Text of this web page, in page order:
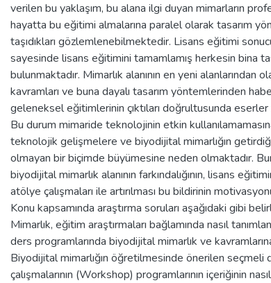
verilen bu yaklaşım, bu alana ilgi duyan mimarların
hayatta bu eğitimi almalarına paralel olarak tasarım
taşıdıkları gözlemlenebilmektedir. Lisans eğitimi
sayesinde lisans eğitimini tamamlamış herkesin bina
bulunmaktadır. Mimarlık alanının en yeni alanlarından
kavramları ve buna dayalı tasarım yöntemlerinden
geleneksel eğitimlerinin çıktıları doğrultusunda
Bu durum mimaride teknolojinin etkin
teknolojik gelişmelere ve biyodijital mimarlığın
olmayan bir biçimde büyümesine neden olmaktadır.
biyodijital mimarlık alanının farkındalığının, lisans
atölye çalışmaları ile artırılması bu bildirinin
Konu kapsamında araştırma soruları aşağıdaki gibi
Mimarlık, eğitim araştırmaları bağlamında nasıl
ders programlarında biyodijital mimarlık ve
Biyodijital mimarlığın öğretilmesinde önerilen seçmeli
çalışmalarının (Workshop) programlarının içeriğinin